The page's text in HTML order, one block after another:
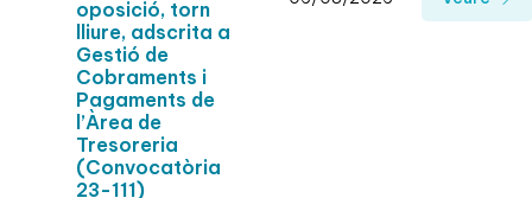
oposició, torn
lliure, adscrita a
Gestió de
Cobraments i
Pagaments de
l’Àrea de
Tresoreria
(Convocatòria
23-111)